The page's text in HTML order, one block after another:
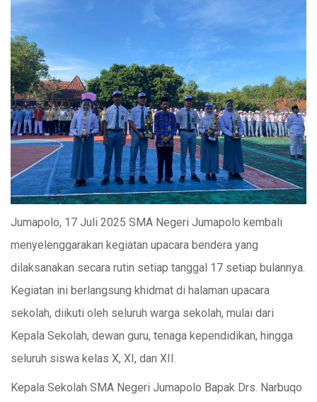
Jumapolo, 17 Juli 2025 SMA Negeri Jumapolo kembali
menyelenggarakan kegiatan upacara bendera yang
dilaksanakan secara rutin setiap tanggal 17 setiap bulannya.
Kegiatan ini berlangsung khidmat di halaman upacara
sekolah, diikuti oleh seluruh warga sekolah, mulai dari
Kepala Sekolah, dewan guru, tenaga kependidikan, hingga
seluruh siswa kelas X, XI, dan XII.
Kepala Sekolah SMA Negeri Jumapolo Bapak Drs. Narbuqo